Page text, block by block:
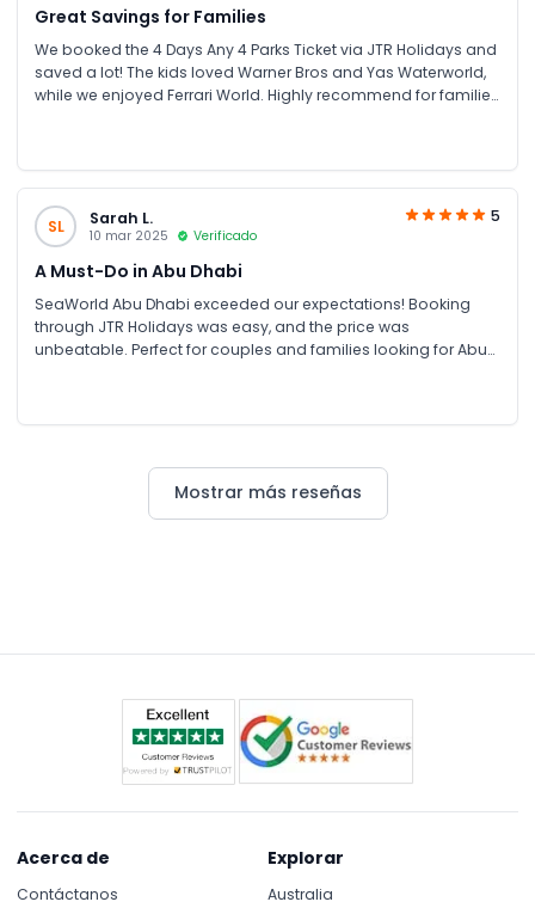
Great Savings for Families
We booked the 4 Days Any 4 Parks Ticket via JTR Holidays and
saved a lot! The kids loved Warner Bros and Yas Waterworld,
while we enjoyed Ferrari World. Highly recommend for families
SL Sarah L.
10 mar 2025 Verificado
5
A Must-Do in Abu Dhabi
SeaWorld Abu Dhabi exceeded our expectations! Booking
through JTR Holidays was easy, and the price was
unbeatable. Perfect for couples and families looking for Abu
Mostrar más reseñas
Acerca de
Contáctanos
Explorar
Australia